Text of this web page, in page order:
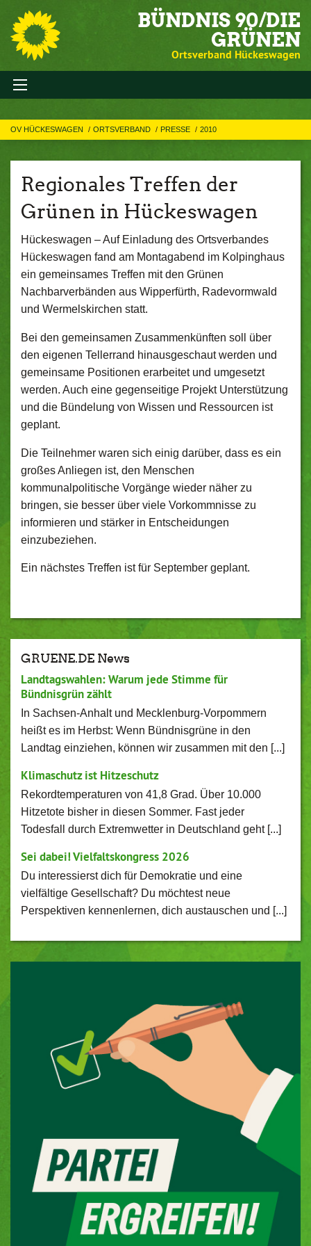
BÜNDNIS 90/DIE
GRÜNEN
Ortsverband Hückeswagen
OV HÜCKESWAGEN ORTSVERBAND PRESSE 2010
Regionales Treffen der
Grünen in Hückeswagen
Hückeswagen – Auf Einladung des Ortsverbandes
Hückeswagen fand am Montagabend im Kolpinghaus
ein gemeinsames Treffen mit den Grünen
Nachbarverbänden aus Wipperfürth, Radevormwald
und Wermelskirchen statt.
Bei den gemeinsamen Zusammenkünften soll über
den eigenen Tellerrand hinausgeschaut werden und
gemeinsame Positionen erarbeitet und umgesetzt
werden. Auch eine gegenseitige Projekt Unterstützung
und die Bündelung von Wissen und Ressourcen ist
geplant.
Die Teilnehmer waren sich einig darüber, dass es ein
großes Anliegen ist, den Menschen
kommunalpolitische Vorgänge wieder näher zu
bringen, sie besser über viele Vorkommnisse zu
informieren und stärker in Entscheidungen
einzubeziehen.
Ein nächstes Treffen ist für September geplant.
GRUENE.DE News
Landtagswahlen: Warum jede Stimme für
Bündnisgrün zählt
In Sachsen-Anhalt und Mecklenburg-Vorpommern
heißt es im Herbst: Wenn Bündnisgrüne in den
Landtag einziehen, können wir zusammen mit den [...]
Klimaschutz ist Hitzeschutz
Rekordtemperaturen von 41,8 Grad. Über 10.000
Hitzetote bisher in diesen Sommer. Fast jeder
Todesfall durch Extremwetter in Deutschland geht [...]
Sei dabei! Vielfaltskongress 2026
Du interessierst dich für Demokratie und eine
vielfältige Gesellschaft? Du möchtest neue
Perspektiven kennenlernen, dich austauschen und [...]